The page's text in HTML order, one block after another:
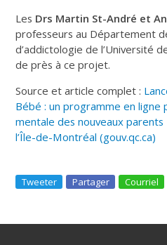
Les Drs Martin St-André et
professeurs au Département
d’addictologie de l’Université
de près à ce projet.
Source et article complet :
Bébé : un programme en ligne
mentale des nouveaux parents
l’Île-de-Montréal (gouv.qc.ca)
Tweeter Partager Courriel